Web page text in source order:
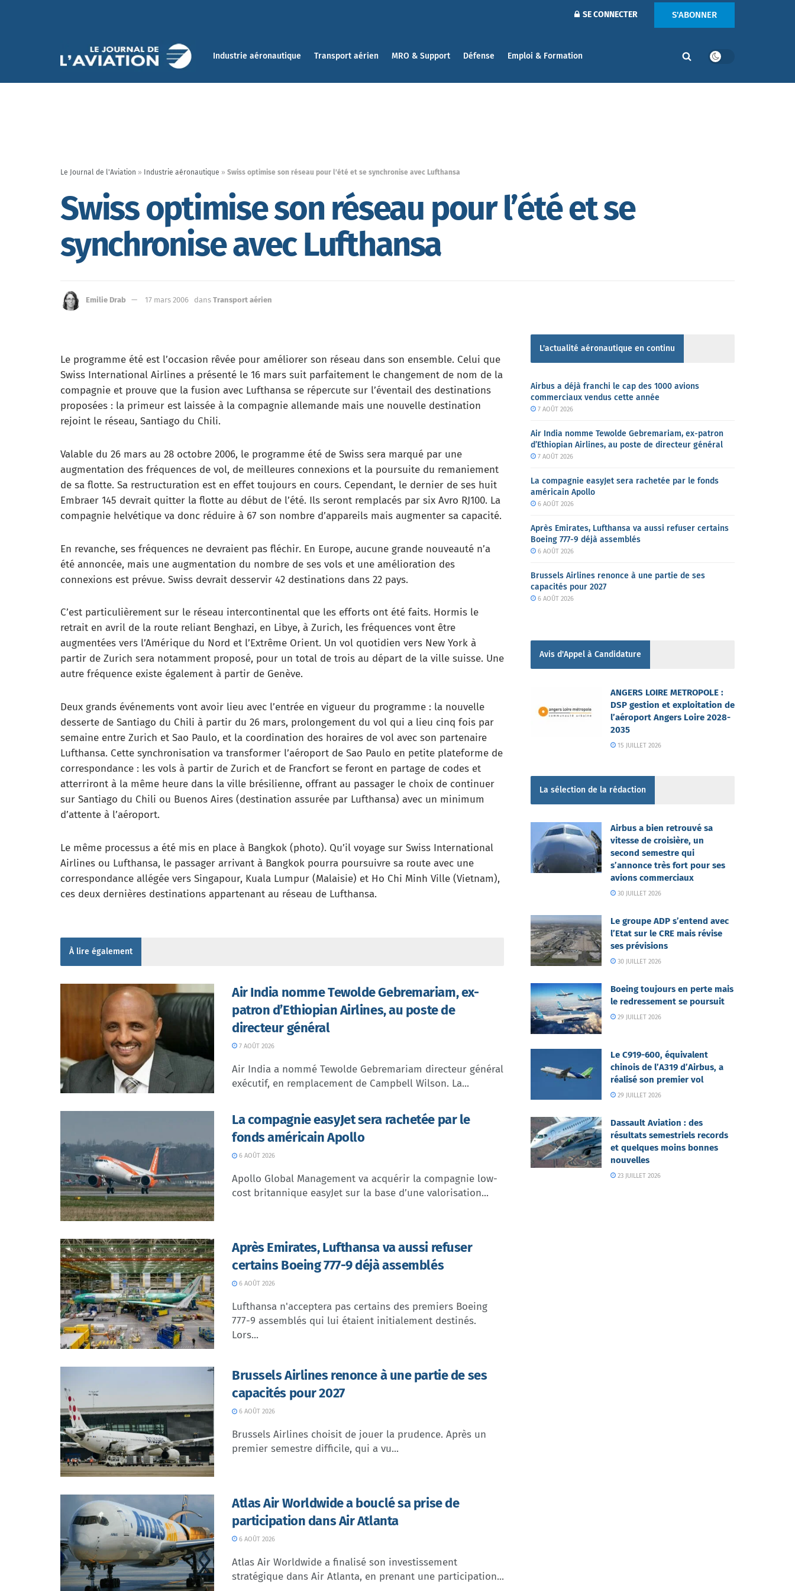
SE CONNECTER S'ABONNER
Industrie aéronautique Transport aérien MRO & Support Défense Emploi & Formation
Le Journal de l'Aviation » Industrie aéronautique » Swiss optimise son réseau pour l’été et se synchronise avec Lufthansa
Swiss optimise son réseau pour l’été et se
synchronise avec Lufthansa
Emilie Drab 17 mars 2006 dans Transport aérien
Le programme été est l’occasion rêvée pour améliorer son réseau dans son ensemble. Celui que
Swiss International Airlines a présenté le 16 mars suit parfaitement le changement de nom de la
compagnie et prouve que la fusion avec Lufthansa se répercute sur l’éventail des destinations
proposées : la primeur est laissée à la compagnie allemande mais une nouvelle destination
rejoint le réseau, Santiago du Chili.
Valable du 26 mars au 28 octobre 2006, le programme été de Swiss sera marqué par une
augmentation des fréquences de vol, de meilleures connexions et la poursuite du remaniement
de sa flotte. Sa restructuration est en effet toujours en cours. Cependant, le dernier de ses huit
Embraer 145 devrait quitter la flotte au début de l’été. Ils seront remplacés par six Avro RJ100. La
compagnie helvétique va donc réduire à 67 son nombre d’appareils mais augmenter sa capacité.
En revanche, ses fréquences ne devraient pas fléchir. En Europe, aucune grande nouveauté n’a
été annoncée, mais une augmentation du nombre de ses vols et une amélioration des
connexions est prévue. Swiss devrait desservir 42 destinations dans 22 pays.
C’est particulièrement sur le réseau intercontinental que les efforts ont été faits. Hormis le
retrait en avril de la route reliant Benghazi, en Libye, à Zurich, les fréquences vont être
augmentées vers l’Amérique du Nord et l’Extrême Orient. Un vol quotidien vers New York à
partir de Zurich sera notamment proposé, pour un total de trois au départ de la ville suisse. Une
autre fréquence existe également à partir de Genève.
Deux grands événements vont avoir lieu avec l’entrée en vigueur du programme : la nouvelle
desserte de Santiago du Chili à partir du 26 mars, prolongement du vol qui a lieu cinq fois par
semaine entre Zurich et Sao Paulo, et la coordination des horaires de vol avec son partenaire
Lufthansa. Cette synchronisation va transformer l’aéroport de Sao Paulo en petite plateforme de
correspondance : les vols à partir de Zurich et de Francfort se feront en partage de codes et
atterriront à la même heure dans la ville brésilienne, offrant au passager le choix de continuer
sur Santiago du Chili ou Buenos Aires (destination assurée par Lufthansa) avec un minimum
d’attente à l’aéroport.
Le même processus a été mis en place à Bangkok (photo). Qu’il voyage sur Swiss International
Airlines ou Lufthansa, le passager arrivant à Bangkok pourra poursuivre sa route avec une
correspondance allégée vers Singapour, Kuala Lumpur (Malaisie) et Ho Chi Minh Ville (Vietnam),
ces deux dernières destinations appartenant au réseau de Lufthansa.
À lire également
Air India nomme Tewolde Gebremariam, ex-
patron d’Ethiopian Airlines, au poste de
directeur général
7 AOÛT 2026
Air India a nommé Tewolde Gebremariam directeur général
exécutif, en remplacement de Campbell Wilson. La...
La compagnie easyJet sera rachetée par le
fonds américain Apollo
6 AOÛT 2026
Apollo Global Management va acquérir la compagnie low-
cost britannique easyJet sur la base d’une valorisation...
Après Emirates, Lufthansa va aussi refuser
certains Boeing 777-9 déjà assemblés
6 AOÛT 2026
Lufthansa n'acceptera pas certains des premiers Boeing
777-9 assemblés qui lui étaient initialement destinés.
Lors...
Brussels Airlines renonce à une partie de ses
capacités pour 2027
6 AOÛT 2026
Brussels Airlines choisit de jouer la prudence. Après un
premier semestre difficile, qui a vu...
Atlas Air Worldwide a bouclé sa prise de
participation dans Air Atlanta
6 AOÛT 2026
Atlas Air Worldwide a finalisé son investissement
stratégique dans Air Atlanta, en prenant une participation...
L'actualité aéronautique en continu
Airbus a déjà franchi le cap des 1000 avions
commerciaux vendus cette année
7 AOÛT 2026
Air India nomme Tewolde Gebremariam, ex-patron
d’Ethiopian Airlines, au poste de directeur général
7 AOÛT 2026
La compagnie easyJet sera rachetée par le fonds
américain Apollo
6 AOÛT 2026
Après Emirates, Lufthansa va aussi refuser certains
Boeing 777-9 déjà assemblés
6 AOÛT 2026
Brussels Airlines renonce à une partie de ses
capacités pour 2027
6 AOÛT 2026
Avis d'Appel à Candidature
ANGERS LOIRE METROPOLE :
DSP gestion et exploitation de
l’aéroport Angers Loire 2028-
2035
15 JUILLET 2026
La sélection de la rédaction
Airbus a bien retrouvé sa
vitesse de croisière, un
second semestre qui
s’annonce très fort pour ses
avions commerciaux
30 JUILLET 2026
Le groupe ADP s’entend avec
l’Etat sur le CRE mais révise
ses prévisions
30 JUILLET 2026
Boeing toujours en perte mais
le redressement se poursuit
29 JUILLET 2026
Le C919-600, équivalent
chinois de l’A319 d’Airbus, a
réalisé son premier vol
29 JUILLET 2026
Dassault Aviation : des
résultats semestriels records
et quelques moins bonnes
nouvelles
23 JUILLET 2026